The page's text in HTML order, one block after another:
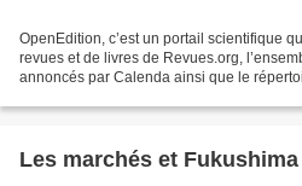
OpenEdition, c’est un portail scientifique
revues et de livres de Revues.org,
annoncés par Calenda ainsi que le
Les marchés et Fukushima